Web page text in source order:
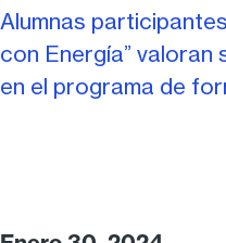
Alumnas
con Energía” valoran
en el programa de